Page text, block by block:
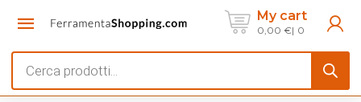
My cart
0,00 € 0
search